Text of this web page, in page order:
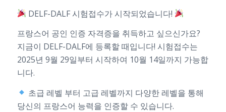
DELF-DALF 시험접수가 시작되었습니다!
프랑스어 공인 인증 자격증을 취득하고 싶으신가요?
지금이 DELF-DALF에 등록할 때입니다! 시험접수는
2025년 9월 29일부터 시작하여 10월 14일까지 가능합
니다.
초급 레벨 부터 고급 레벨까지 다양한 레벨을 통해
당신의 프랑스어 능력을 인증할 수 있습니다.